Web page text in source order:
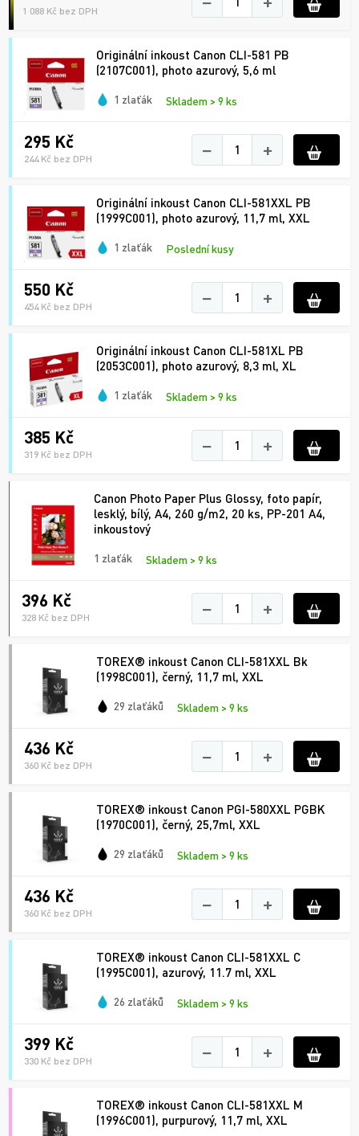
1 088 Kč bez DPH
Originální inkoust Canon CLI-581 PB
(2107C001), photo azurový, 5,6 ml
1 zlaťák Skladem > 9 ks
295 Kč
244 Kč bez DPH − +
Originální inkoust Canon CLI-581XXL PB
(1999C001), photo azurový, 11,7 ml, XXL
1 zlaťák Poslední kusy
550 Kč
454 Kč bez DPH − +
Originální inkoust Canon CLI-581XL PB
(2053C001), photo azurový, 8,3 ml, XL
1 zlaťák Skladem > 9 ks
385 Kč
319 Kč bez DPH − +
Canon Photo Paper Plus Glossy, foto papír,
lesklý, bílý, A4, 260 g/m2, 20 ks, PP-201 A4,
inkoustový
1 zlaťák Skladem > 9 ks
396 Kč
328 Kč bez DPH − +
TOREX® inkoust Canon CLI-581XXL Bk
(1998C001), černý, 11,7 ml, XXL
29 zlaťáků Skladem > 9 ks
436 Kč
360 Kč bez DPH − +
TOREX® inkoust Canon PGI-580XXL PGBK
(1970C001), černý, 25,7ml, XXL
29 zlaťáků Skladem > 9 ks
436 Kč
360 Kč bez DPH − +
TOREX® inkoust Canon CLI-581XXL C
(1995C001), azurový, 11.7 ml, XXL
26 zlaťáků Skladem > 9 ks
399 Kč
330 Kč bez DPH − +
TOREX® inkoust Canon CLI-581XXL M
(1996C001), purpurový, 11,7 ml, XXL